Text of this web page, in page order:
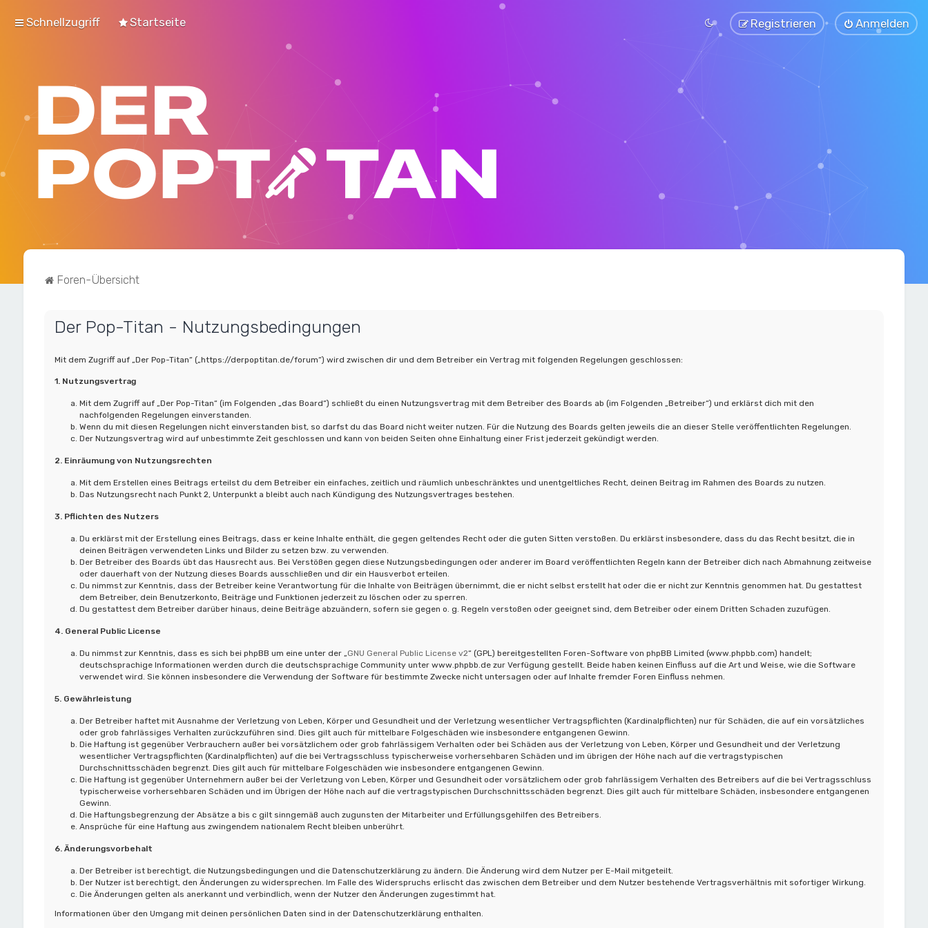
Schnellzugriff Startseite Anmelden
Registrieren
Foren-Übersicht
Der Pop-Titan - Nutzungsbedingungen
Mit dem Zugriff auf „Der Pop-Titan“ („https://derpoptitan.de/forum“) wird zwischen dir und dem Betreiber ein Vertrag mit folgenden Regelungen geschlossen:
1. Nutzungsvertrag
Mit dem Zugriff auf „Der Pop-Titan“ (im Folgenden „das Board“) schließt du einen Nutzungsvertrag mit dem Betreiber des Boards ab (im Folgenden „Betreiber“) und erklärst dich mit den
nachfolgenden Regelungen einverstanden.
Wenn du mit diesen Regelungen nicht einverstanden bist, so darfst du das Board nicht weiter nutzen. Für die Nutzung des Boards gelten jeweils die an dieser Stelle veröffentlichten Regelungen.
Der Nutzungsvertrag wird auf unbestimmte Zeit geschlossen und kann von beiden Seiten ohne Einhaltung einer Frist jederzeit gekündigt werden.
2. Einräumung von Nutzungsrechten
Mit dem Erstellen eines Beitrags erteilst du dem Betreiber ein einfaches, zeitlich und räumlich unbeschränktes und unentgeltliches Recht, deinen Beitrag im Rahmen des Boards zu nutzen.
Das Nutzungsrecht nach Punkt 2, Unterpunkt a bleibt auch nach Kündigung des Nutzungsvertrages bestehen.
3. Pflichten des Nutzers
Du erklärst mit der Erstellung eines Beitrags, dass er keine Inhalte enthält, die gegen geltendes Recht oder die guten Sitten verstoßen. Du erklärst insbesondere, dass du das Recht besitzt, die in
deinen Beiträgen verwendeten Links und Bilder zu setzen bzw. zu verwenden.
Der Betreiber des Boards übt das Hausrecht aus. Bei Verstößen gegen diese Nutzungsbedingungen oder anderer im Board veröffentlichten Regeln kann der Betreiber dich nach Abmahnung zeitweise
oder dauerhaft von der Nutzung dieses Boards ausschließen und dir ein Hausverbot erteilen.
Du nimmst zur Kenntnis, dass der Betreiber keine Verantwortung für die Inhalte von Beiträgen übernimmt, die er nicht selbst erstellt hat oder die er nicht zur Kenntnis genommen hat. Du gestattest
dem Betreiber, dein Benutzerkonto, Beiträge und Funktionen jederzeit zu löschen oder zu sperren.
Du gestattest dem Betreiber darüber hinaus, deine Beiträge abzuändern, sofern sie gegen o. g. Regeln verstoßen oder geeignet sind, dem Betreiber oder einem Dritten Schaden zuzufügen.
4. General Public License
Du nimmst zur Kenntnis, dass es sich bei phpBB um eine unter der „GNU General Public License v2“ (GPL) bereitgestellten Foren-Software von phpBB Limited (www.phpbb.com) handelt;
deutschsprachige Informationen werden durch die deutschsprachige Community unter www.phpbb.de zur Verfügung gestellt. Beide haben keinen Einfluss auf die Art und Weise, wie die Software
verwendet wird. Sie können insbesondere die Verwendung der Software für bestimmte Zwecke nicht untersagen oder auf Inhalte fremder Foren Einfluss nehmen.
5. Gewährleistung
Der Betreiber haftet mit Ausnahme der Verletzung von Leben, Körper und Gesundheit und der Verletzung wesentlicher Vertragspflichten (Kardinalpflichten) nur für Schäden, die auf ein vorsätzliches
oder grob fahrlässiges Verhalten zurückzuführen sind. Dies gilt auch für mittelbare Folgeschäden wie insbesondere entgangenen Gewinn.
Die Haftung ist gegenüber Verbrauchern außer bei vorsätzlichem oder grob fahrlässigem Verhalten oder bei Schäden aus der Verletzung von Leben, Körper und Gesundheit und der Verletzung
wesentlicher Vertragspflichten (Kardinalpflichten) auf die bei Vertragsschluss typischerweise vorhersehbaren Schäden und im übrigen der Höhe nach auf die vertragstypischen
Durchschnittsschäden begrenzt. Dies gilt auch für mittelbare Folgeschäden wie insbesondere entgangenen Gewinn.
Die Haftung ist gegenüber Unternehmern außer bei der Verletzung von Leben, Körper und Gesundheit oder vorsätzlichem oder grob fahrlässigem Verhalten des Betreibers auf die bei Vertragsschluss
typischerweise vorhersehbaren Schäden und im Übrigen der Höhe nach auf die vertragstypischen Durchschnittsschäden begrenzt. Dies gilt auch für mittelbare Schäden, insbesondere entgangenen
Gewinn.
Die Haftungsbegrenzung der Absätze a bis c gilt sinngemäß auch zugunsten der Mitarbeiter und Erfüllungsgehilfen des Betreibers.
Ansprüche für eine Haftung aus zwingendem nationalem Recht bleiben unberührt.
6. Änderungsvorbehalt
Der Betreiber ist berechtigt, die Nutzungsbedingungen und die Datenschutzerklärung zu ändern. Die Änderung wird dem Nutzer per E-Mail mitgeteilt.
Der Nutzer ist berechtigt, den Änderungen zu widersprechen. Im Falle des Widerspruchs erlischt das zwischen dem Betreiber und dem Nutzer bestehende Vertragsverhältnis mit sofortiger Wirkung.
Die Änderungen gelten als anerkannt und verbindlich, wenn der Nutzer den Änderungen zugestimmt hat.
Informationen über den Umgang mit deinen persönlichen Daten sind in der Datenschutzerklärung enthalten.